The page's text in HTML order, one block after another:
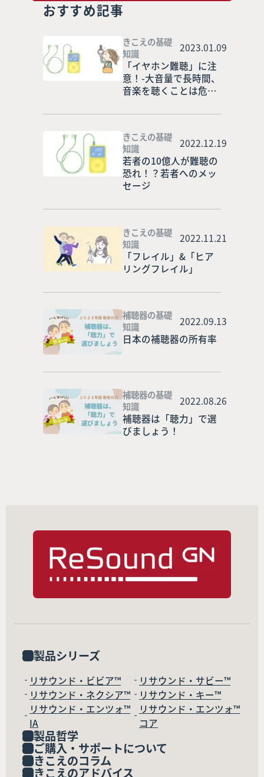
おすすめ記事
きこえの基礎
知識
2023.01.09
「イヤホン難聴」に注
意！-大音量で長時間、
音楽を聴くことは危
きこえの基礎
知識
2022.12.19
若者の10億人が難聴の
恐れ！？若者へのメッ
セージ
きこえの基礎
知識
2022.11.21
「フレイル」&「ヒア
リングフレイル」
補聴器の基礎
知識
2022.09.13
日本の補聴器の所有率
補聴器の基礎
知識
2022.08.26
補聴器は「聴力」で選
びましょう！
製品シリーズ
リサウンド・ビビア™
リサウンド・サビー™
リサウンド・ネクシア™
リサウンド・キー™
リサウンド・エンツォ™
IA
リサウンド・エンツォ™
コア
製品哲学
ご購入・サポートについて
きこえのコラム
きこえのアドバイス